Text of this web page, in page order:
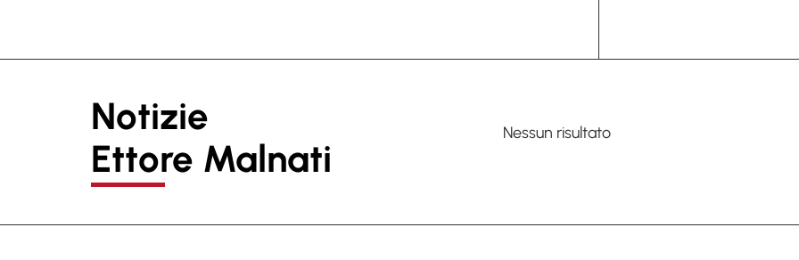
Notizie
Ettore Malnati
Nessun risultato